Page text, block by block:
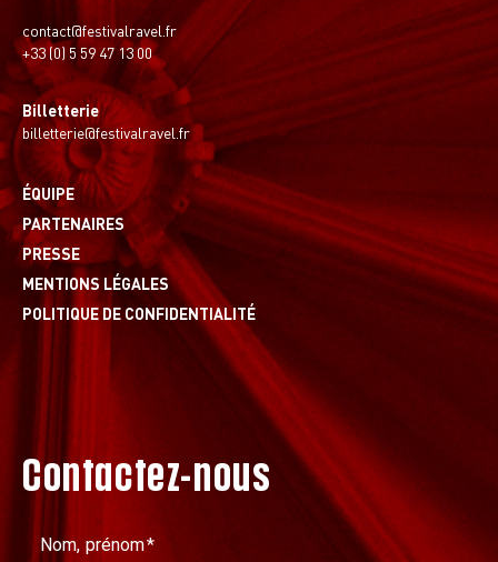
contact@festivalravel.fr
+33 (0) 5 59 47 13 00
Billetterie
billetterie@festivalravel.fr
ÉQUIPE
PARTENAIRES
PRESSE
MENTIONS LÉGALES
POLITIQUE DE CONFIDENTIALITÉ
Contactez-nous
Nom, prénom